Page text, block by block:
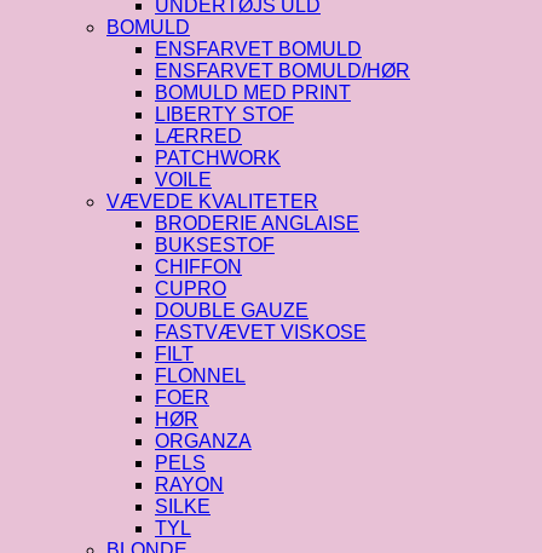
UNDERTØJS ULD
BOMULD
ENSFARVET BOMULD
ENSFARVET BOMULD/HØR
BOMULD MED PRINT
LIBERTY STOF
LÆRRED
PATCHWORK
VOILE
VÆVEDE KVALITETER
BRODERIE ANGLAISE
BUKSESTOF
CHIFFON
CUPRO
DOUBLE GAUZE
FASTVÆVET VISKOSE
FILT
FLONNEL
FOER
HØR
ORGANZA
PELS
RAYON
SILKE
TYL